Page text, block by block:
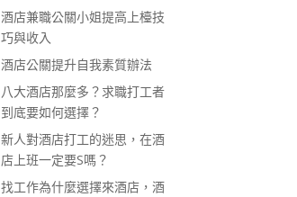
酒店兼職公關小姐提高上檯技
巧與收入
酒店公關提升自我素質辦法
八大酒店那麼多？求職打工者
到底要如何選擇？
新人對酒店打工的迷思，在酒
店上班一定要S嗎？
找工作為什麼選擇來酒店，酒